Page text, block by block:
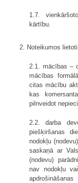
1.7.
kārtību.
2. Noteikumos
2.1. mācības –
mācības
citas mācību
kas
pilnveidot
2.2. darba
piešķiršanas
nodokļu
saskaņā ar
(nodevu)
nav nodokļu